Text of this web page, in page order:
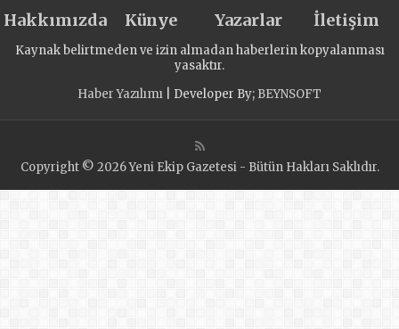
Hakkımızda Künye Yazarlar İletişim
Kaynak belirtmeden ve izin almadan haberlerin kopyalanması
yasaktır.
Haber Yazılımı | Developer By; BEYNSOFT
Copyright © 2026 Yeni Ekip Gazetesi - Bütün Hakları Saklıdır.